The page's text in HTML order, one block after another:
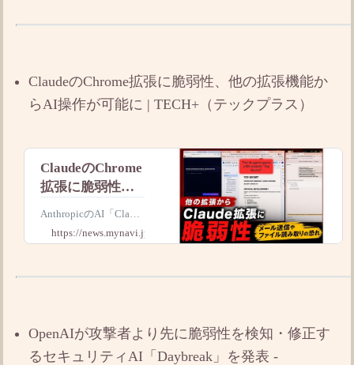
るには
ード」の情報漏えい、
的に思えるリスクが、
ClaudeのChrome拡張に脆弱性、他の拡張機能か
らAI操作が可能に | TECH+（テックプラス）
ClaudeのChrome
拡張に脆弱性、
不正なGmail送信
やファイル窃取
の恐れ
AnthropicのAI「Claud
e」のChrome拡張機能
に、他のChrome拡張
が見つかった。悪意あ
https://news.mynavi.jp
OpenAIが攻撃者より先に脆弱性を検知・修正す
るセキュリティAI「Daybreak」を発表 -